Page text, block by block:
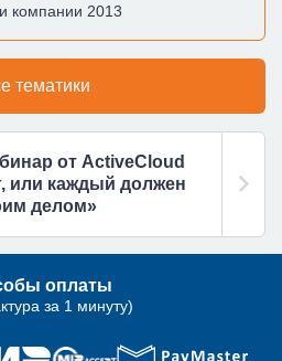
компании 2013
тематики
от ActiveCloud
или каждый должен
делом»
оплаты
за 1 минуту)